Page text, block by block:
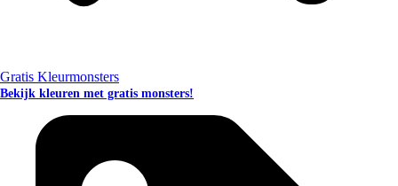
Gratis Kleurmonsters
Bekijk kleuren met gratis monsters!